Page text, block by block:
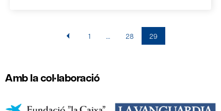
1 … 28 29
Amb la col·laboració